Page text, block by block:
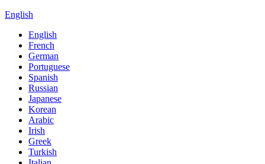
English
English
French
German
Portuguese
Spanish
Russian
Japanese
Korean
Arabic
Irish
Greek
Turkish